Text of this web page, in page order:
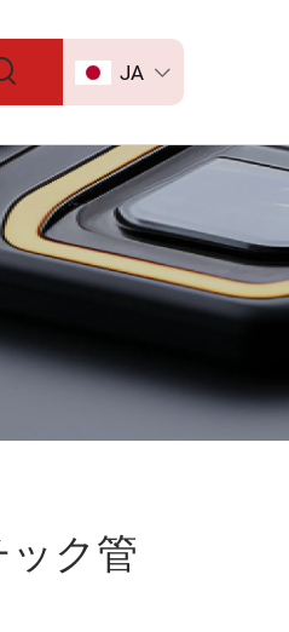
JA
ク管